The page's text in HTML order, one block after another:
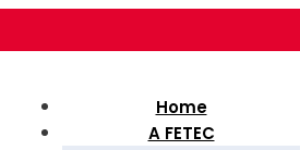
Home
A FETEC